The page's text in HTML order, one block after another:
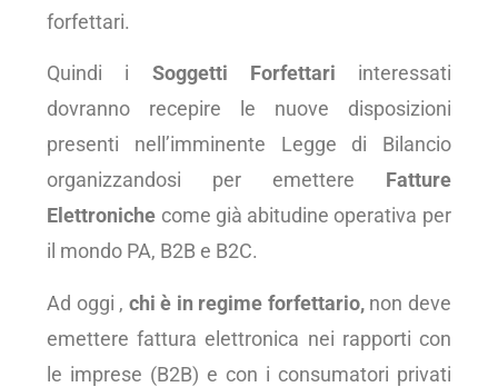
forfettari.
Quindi i Soggetti Forfettari interessati
dovranno recepire le nuove disposizioni
presenti nell’imminente Legge di Bilancio
organizzandosi per emettere Fatture
Elettroniche come già abitudine operativa per
il mondo PA, B2B e B2C.
Ad oggi , chi è in regime forfettario, non deve
emettere fattura elettronica nei rapporti con
le imprese (B2B) e con i consumatori privati